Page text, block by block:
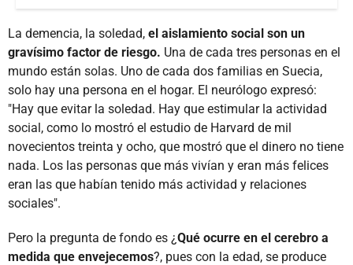
La demencia, la soledad, el aislamiento social son un
gravísimo factor de riesgo. Una de cada tres personas en el
mundo están solas. Uno de cada dos familias en Suecia,
solo hay una persona en el hogar. El neurólogo expresó:
"Hay que evitar la soledad. Hay que estimular la actividad
social, como lo mostró el estudio de Harvard de mil
novecientos treinta y ocho, que mostró que el dinero no tiene
nada. Los las personas que más vivían y eran más felices
eran las que habían tenido más actividad y relaciones
sociales".
Pero la pregunta de fondo es ¿Qué ocurre en el cerebro a
medida que envejecemos?, pues con la edad, se produce